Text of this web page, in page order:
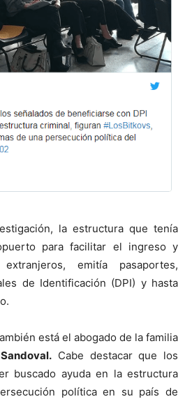
la estructura que tenía
para facilitar el ingreso y
emitía pasaportes,
de Identificación (DPI) y hasta
está el abogado de la familia
Cabe destacar que los
buscado ayuda en la estructura
política en su país de